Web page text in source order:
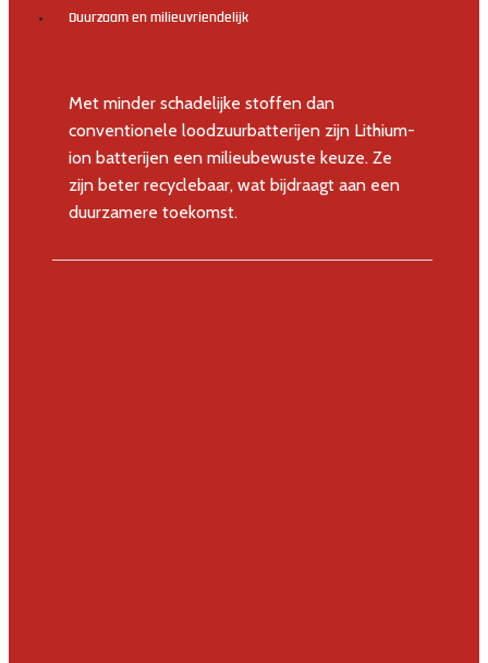
Duurzaam en milieuvriendelijk
Met minder schadelijke stoffen dan
conventionele loodzuurbatterijen zijn Lithium-
ion batterijen een milieubewuste keuze. Ze
zijn beter recyclebaar, wat bijdraagt aan een
duurzamere toekomst.